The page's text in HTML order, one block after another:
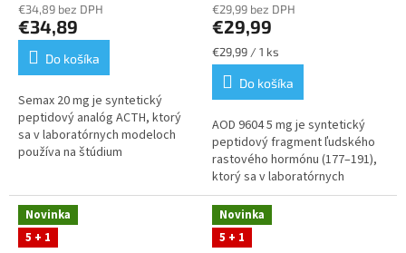
€34,89 bez DPH
€34,89
Do košíka
Semax 20 mg je syntetický
peptidový analóg ACTH, ktorý
sa v laboratórnych modeloch
používa na štúdium
analýze...
€29,99 bez DPH
€29,99
Jednotková
cena:
€29,99 / 1 ks
Do košíka
AOD 9604 5 mg je syntetický
peptidový fragment ľudského
rastového hormónu (177–191),
ktorý sa v laboratórnych
modeloch používa na štúdium
metabolických procesov,
regulácie...
Novinka
5 + 1
Novinka
5 + 1